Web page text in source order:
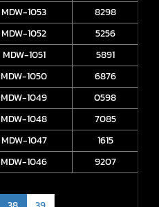
MDW-1053
8298
MDW-1052
5256
MDW-1051
5891
MDW-1050
6876
MDW-1049
0598
MDW-1048
7085
MDW-1047
1615
MDW-1046 9207